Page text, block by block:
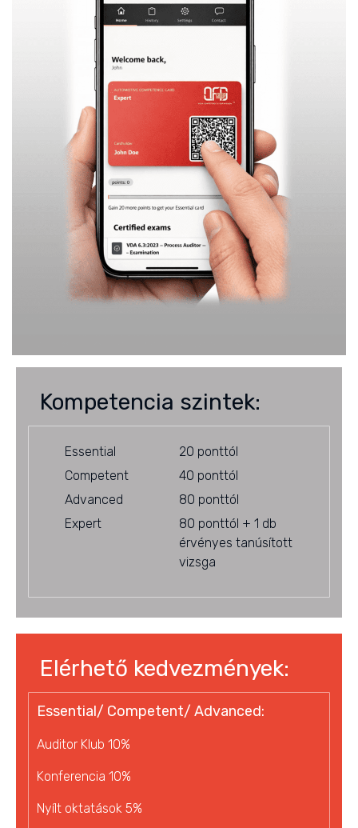
Kompetencia szintek:
Essential
20 ponttól
Competent
40 ponttól
Advanced
80 ponttól
Expert
80 ponttól + 1 db
érvényes tanúsított
vizsga
Elérhető kedvezmények:
Essential/ Competent/ Advanced:
Auditor Klub 10%
Konferencia 10%
Nyílt oktatások 5%